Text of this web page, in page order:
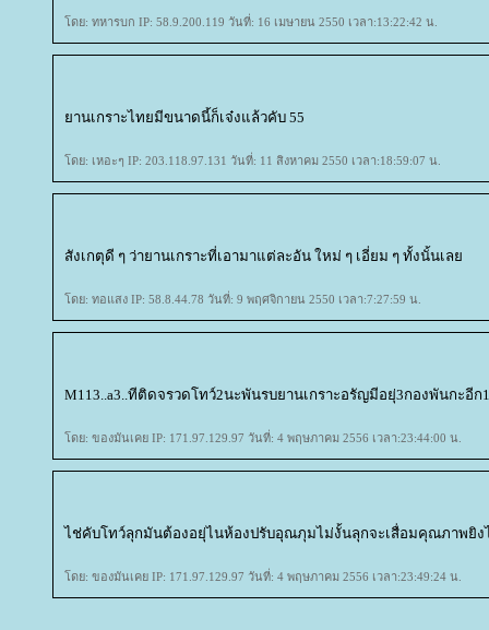
ดย: ทหารบก IP: 58.9.200.119 วันที่: 16 เมษายน 2550 เวลา:13:22:42 น.
านเกราะไทยมีขนาดนี้ก็เจ๋งแล้วคับ 55
ดย: เหอะๆ IP: 203.118.97.131 วันที่: 11 สิงหาคม 2550 เวลา:18:59:07 น.
สังเกตุดี ๆ ว่ายานเกราะที่เอามาแต่ละอัน ใหม่ ๆ เอี่ยม ๆ ทั้งนั้นเล
ดย: ทอแสง IP: 58.8.44.78 วันที่: 9 พฤศจิกายน 2550 เวลา:7:27:59 น.
M113..a3..ทีติดจรวดโทว์2นะพันรบยานเกราะอรัญมีอยุ่3กองพันกะอีก
ดย: ของมันเคย IP: 171.97.129.97 วันที่: 4 พฤษภาคม 2556 เวลา:23:44:00 น.
ไช่คับโทว์ลุกมันต้องอยุ่ไนห้องปรับอุณภุมไม่งั้นลุกจะเสื่อมคุณภาพยิง
ดย: ของมันเคย IP: 171.97.129.97 วันที่: 4 พฤษภาคม 2556 เวลา:23:49:24 น.